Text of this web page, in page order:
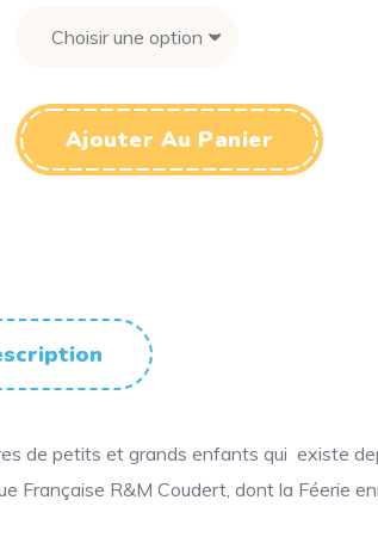
Ajouter Au Panier
de petits et grands enfants qui existe
Française R&M Coudert, dont la Féerie